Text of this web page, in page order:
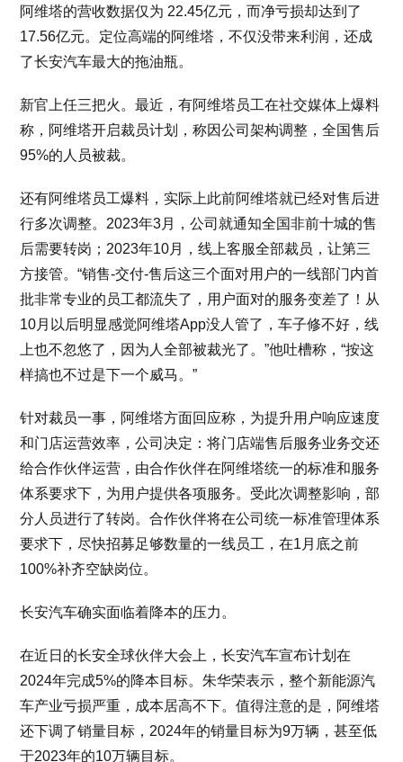
阿维塔的营收数据仅为 22.45亿元，而净亏损却达到了
17.56亿元。定位高端的阿维塔，不仅没带来利润，还成
了长安汽车最大的拖油瓶。
新官上任三把火。最近，有阿维塔员工在社交媒体上爆料
称，阿维塔开启裁员计划，称因公司架构调整，全国售后
95%的人员被裁。
还有阿维塔员工爆料，实际上此前阿维塔就已经对售后进
行多次调整。2023年3月，公司就通知全国非前十城的售
后需要转岗；2023年10月，线上客服全部裁员，让第三
方接管。“销售-交付-售后这三个面对用户的一线部门内首
批非常专业的员工都流失了，用户面对的服务变差了！从
10月以后明显感觉阿维塔App没人管了，车子修不好，线
上也不忽悠了，因为人全部被裁光了。”他吐槽称，“按这
样搞也不过是下一个威马。”
针对裁员一事，阿维塔方面回应称，为提升用户响应速度
和门店运营效率，公司决定：将门店端售后服务业务交还
给合作伙伴运营，由合作伙伴在阿维塔统一的标准和服务
体系要求下，为用户提供各项服务。受此次调整影响，部
分人员进行了转岗。合作伙伴将在公司统一标准管理体系
要求下，尽快招募足够数量的一线员工，在1月底之前
100%补齐空缺岗位。
长安汽车确实面临着降本的压力。
在近日的长安全球伙伴大会上，长安汽车宣布计划在
2024年完成5%的降本目标。朱华荣表示，整个新能源汽
车产业亏损严重，成本居高不下。值得注意的是，阿维塔
还下调了销量目标，2024年的销量目标为9万辆，甚至低
于2023年的10万辆目标。